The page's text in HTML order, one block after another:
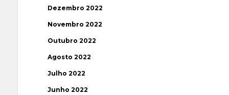
Dezembro 2022
Novembro 2022
Outubro 2022
Agosto 2022
Julho 2022
Junho 2022